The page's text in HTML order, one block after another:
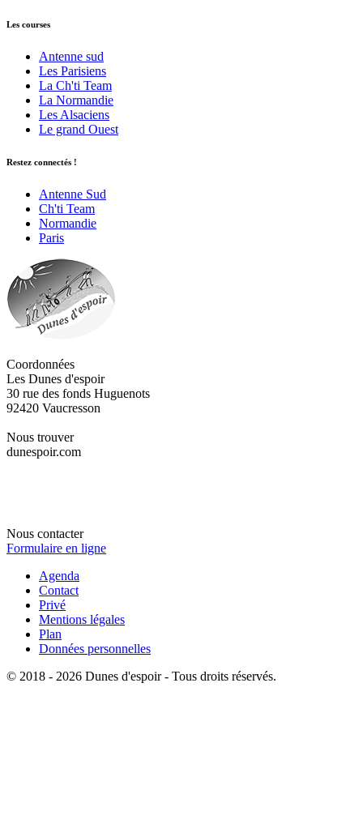
Les courses
Antenne sud
Les Parisiens
La Ch'ti Team
La Normandie
Les Alsaciens
Le grand Ouest
Restez connectés !
Antenne Sud
Ch'ti Team
Normandie
Paris
Coordonnées
Les Dunes d'espoir
30 rue des fonds Huguenots
92420 Vaucresson
Nous trouver
dunespoir.com
Nous contacter
Formulaire en ligne
Agenda
Contact
Privé
Mentions légales
Plan
Données personnelles
© 2018 - 2026 Dunes d'espoir - Tous droits réservés.